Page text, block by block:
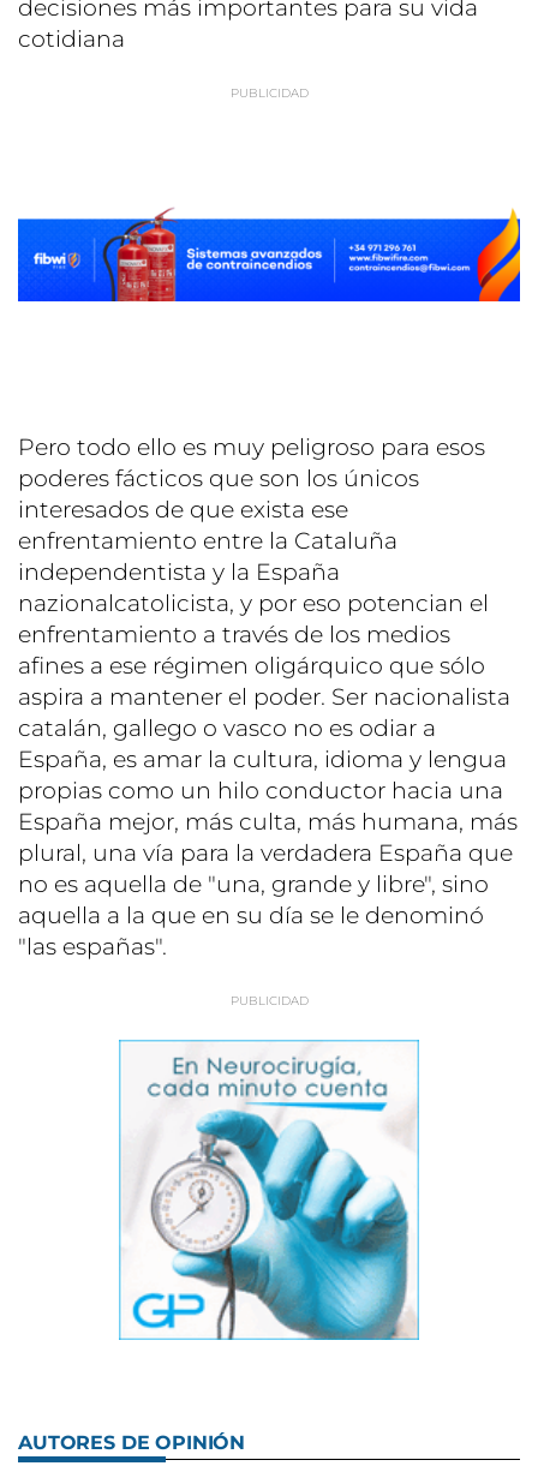
decisiones más importantes para su vida
cotidiana
Pero todo ello es muy peligroso para esos
poderes fácticos que son los únicos
interesados de que exista ese
enfrentamiento entre la Cataluña
independentista y la España
nazionalcatolicista, y por eso potencian el
enfrentamiento a través de los medios
afines a ese régimen oligárquico que sólo
aspira a mantener el poder. Ser nacionalista
catalán, gallego o vasco no es odiar a
España, es amar la cultura, idioma y lengua
propias como un hilo conductor hacia una
España mejor, más culta, más humana, más
plural, una vía para la verdadera España que
no es aquella de "una, grande y libre", sino
aquella a la que en su día se le denominó
"las españas".
AUTORES DE OPINIÓN